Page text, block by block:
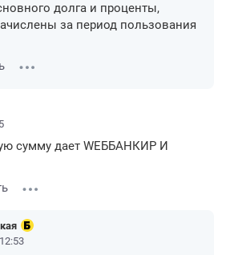
долга и проценты,
за период пользования
сумму дает WЕББАНКИР И